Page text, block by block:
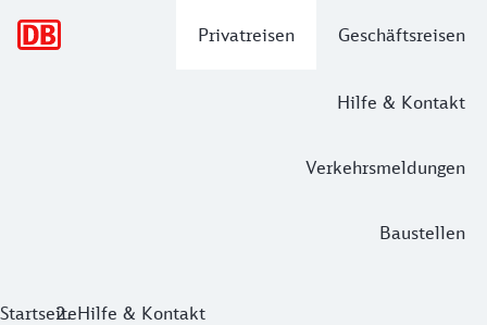
Privatreisen Geschäftsreisen
Hilfe & Kontakt
Verkehrsmeldungen
Baustellen
StartseiteHilfe & Kontakt